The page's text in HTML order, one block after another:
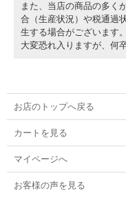
また、当店の商品の多く
合（生産状況）や税通過
生する場合がございます。
大変恐れ入りますが、何
お店のトップへ戻る
カートを見る
マイページへ
お客様の声を見る